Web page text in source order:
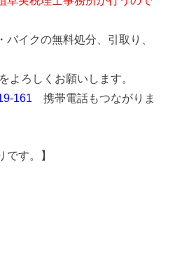
イクの無料処分、引取り、
ろしくお願いします。
161 携帯電話もつながりま
です。】